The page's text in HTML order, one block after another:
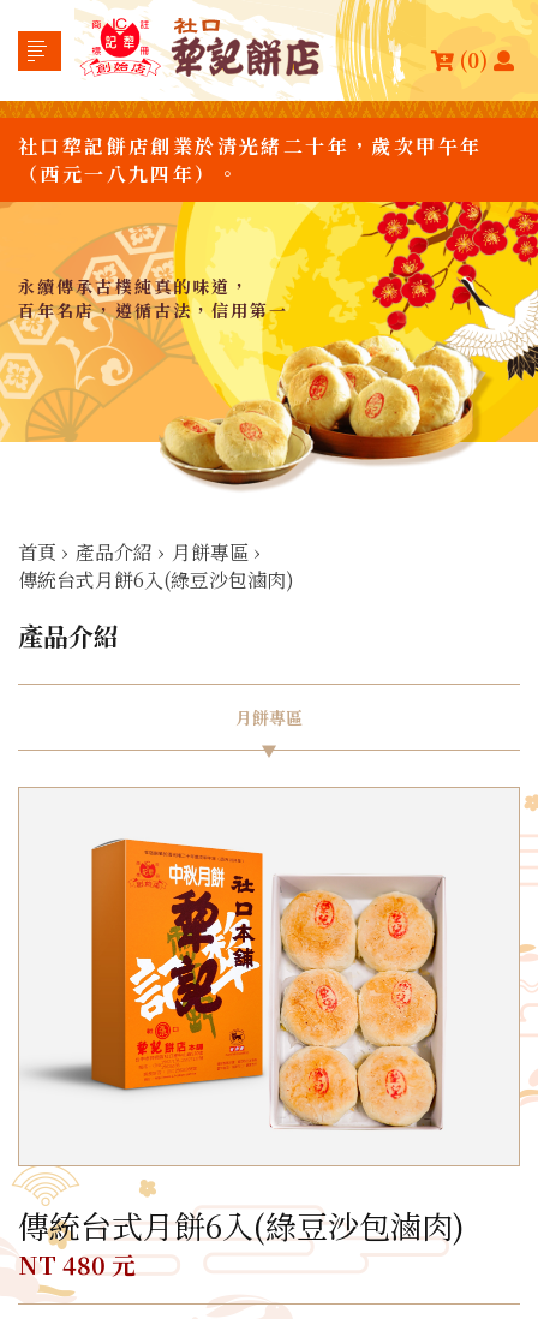
(0)
社口犂記餅店創業於清光緒二十年，歲次甲午年
（西元一八九四年）。
永續傳承古樸純真的味道，
百年名店，遵循古法，信用第一
首頁 › 產品介紹 › 月餅專區 ›
傳統台式月餅6入(綠豆沙包滷肉)
產品介紹
月餅專區
傳統台式月餅6入(綠豆沙包滷肉)
NT 480 元